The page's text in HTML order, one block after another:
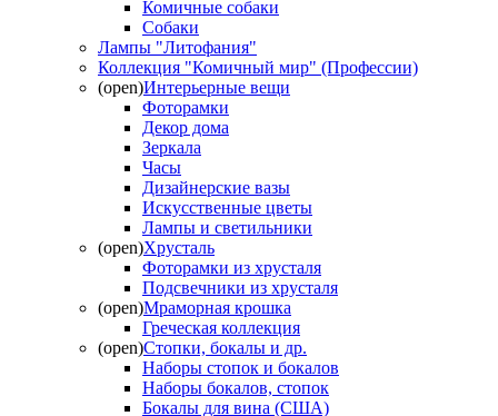
Комичные собаки
Собаки
Лампы "Литофания"
Коллекция "Комичный мир" (Профессии)
(open)Интерьерные вещи
Фоторамки
Декор дома
Зеркала
Часы
Дизайнерские вазы
Искусственные цветы
Лампы и светильники
(open)Хрусталь
Фоторамки из хрусталя
Подсвечники из хрусталя
(open)Мраморная крошка
Греческая коллекция
(open)Стопки, бокалы и др.
Наборы стопок и бокалов
Наборы бокалов, стопок
Бокалы для вина (США)